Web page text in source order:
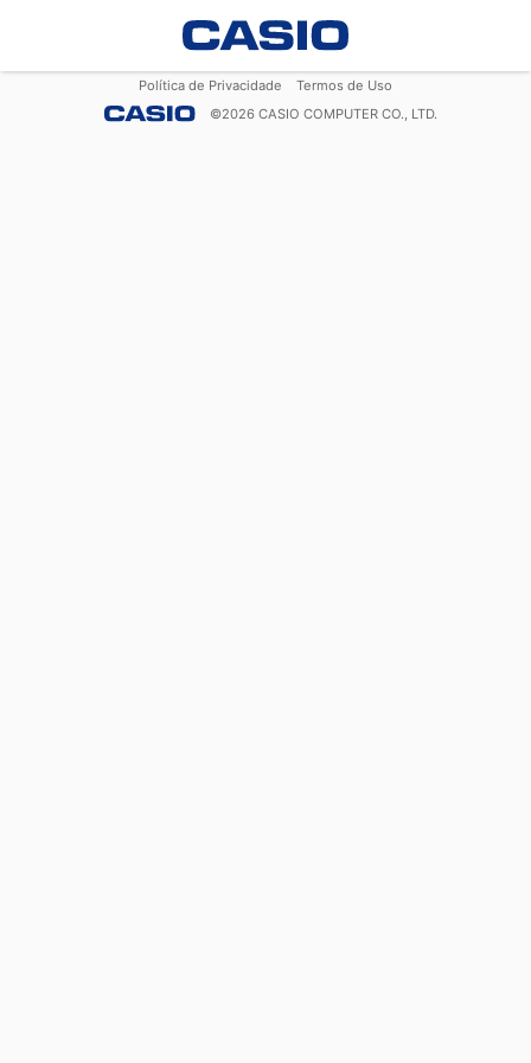
Política de Privacidade
Termos de Uso
©2026 CASIO COMPUTER CO., LTD.